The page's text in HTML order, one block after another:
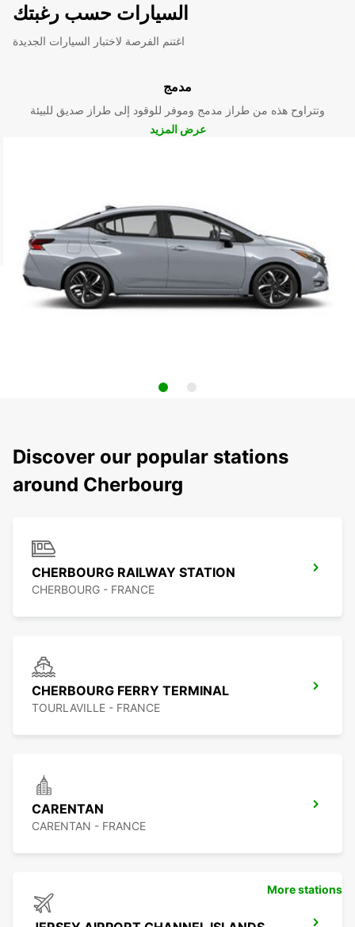
السيارات حسب رغبتك
اغتنم الفرصة لاختبار السيارات الجديدة
مدمج
وتتراوح هذه من طراز مدمج وموفر للوقود إلى طراز صديق للبيئة
عرض المزيد
Discover our popular stations
around Cherbourg
CHERBOURG RAILWAY STATION
CHERBOURG - FRANCE
CHERBOURG FERRY TERMINAL
TOURLAVILLE - FRANCE
CARENTAN
CARENTAN - FRANCE
More stations